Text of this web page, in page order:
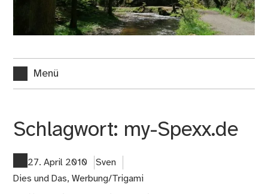
Menü
Schlagwort: my-Spexx.de
27. April 2010
Sven
Dies und Das,Werbung/Trigami